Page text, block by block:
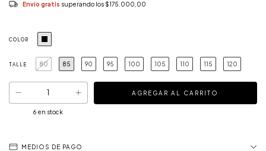
Envío gratis superando los $175.000,00
COLOR
TALLE 80 85 90 95 100 105 110 115 120
6 en stock
MEDIOS DE PAGO